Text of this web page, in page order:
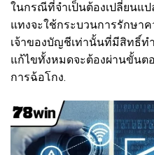
ในกรณีที่จำเป็นต้องเปลี่ยนแ
แทงจะใช้กระบวนการรักษา
เจ้าของบัญชีเท่านั้นที่มีสิทธิ์ท
แก้ไขทั้งหมดจะต้องผ่านขั้นต
การฉ้อโกง.